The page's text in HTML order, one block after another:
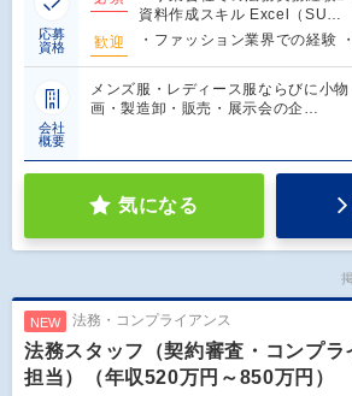
応募
資格
資料作成スキル Excel（SU…
歓迎
・ファッション業界での経験
会社
概要
メンズ服・レディース服ならびに小
画・製造卸・販売・展示会の企…
気になる
NEW 法務・コンプライアンス
法務スタッフ（契約審査・コンプラ
担当）（年収520万円～850万円）